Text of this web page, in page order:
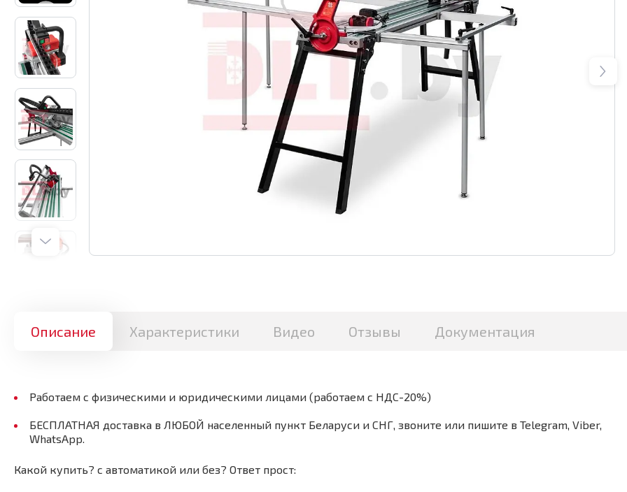
Описание Характеристики Видео Отзывы Документация
Работаем с физическими и юридическими лицами (работаем с НДС-20%)
БЕСПЛАТНАЯ доставка в ЛЮБОЙ населенный пункт Беларуси и СНГ, звоните или пишите в Telegram, Viber,
WhatsApp.
Какой купить? с автоматикой или без? Ответ прост: